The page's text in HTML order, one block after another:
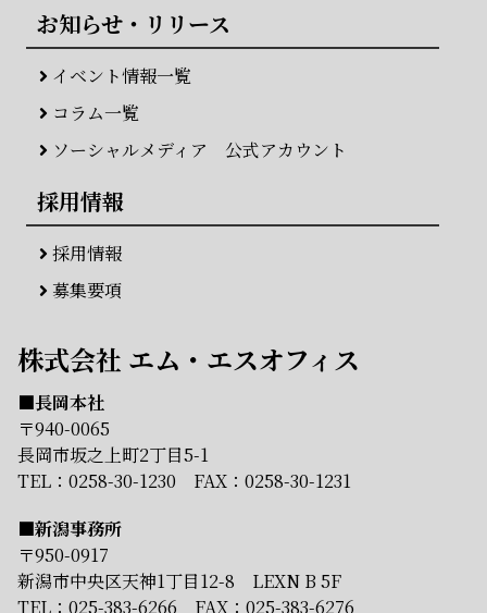
お知らせ・リリース
イベント情報一覧
コラム一覧
ソーシャルメディア 公式アカウント
採用情報
採用情報
募集要項
株式会社 エム・エスオフィス
■長岡本社
〒940-0065
長岡市坂之上町2丁目5-1
TEL： 0258-30-1230 FAX：0258-30-1231
■新潟事務所
〒950-0917
新潟市中央区天神1丁目12-8 LEXN B 5F
TEL： 025-383-6266 FAX：025-383-6276